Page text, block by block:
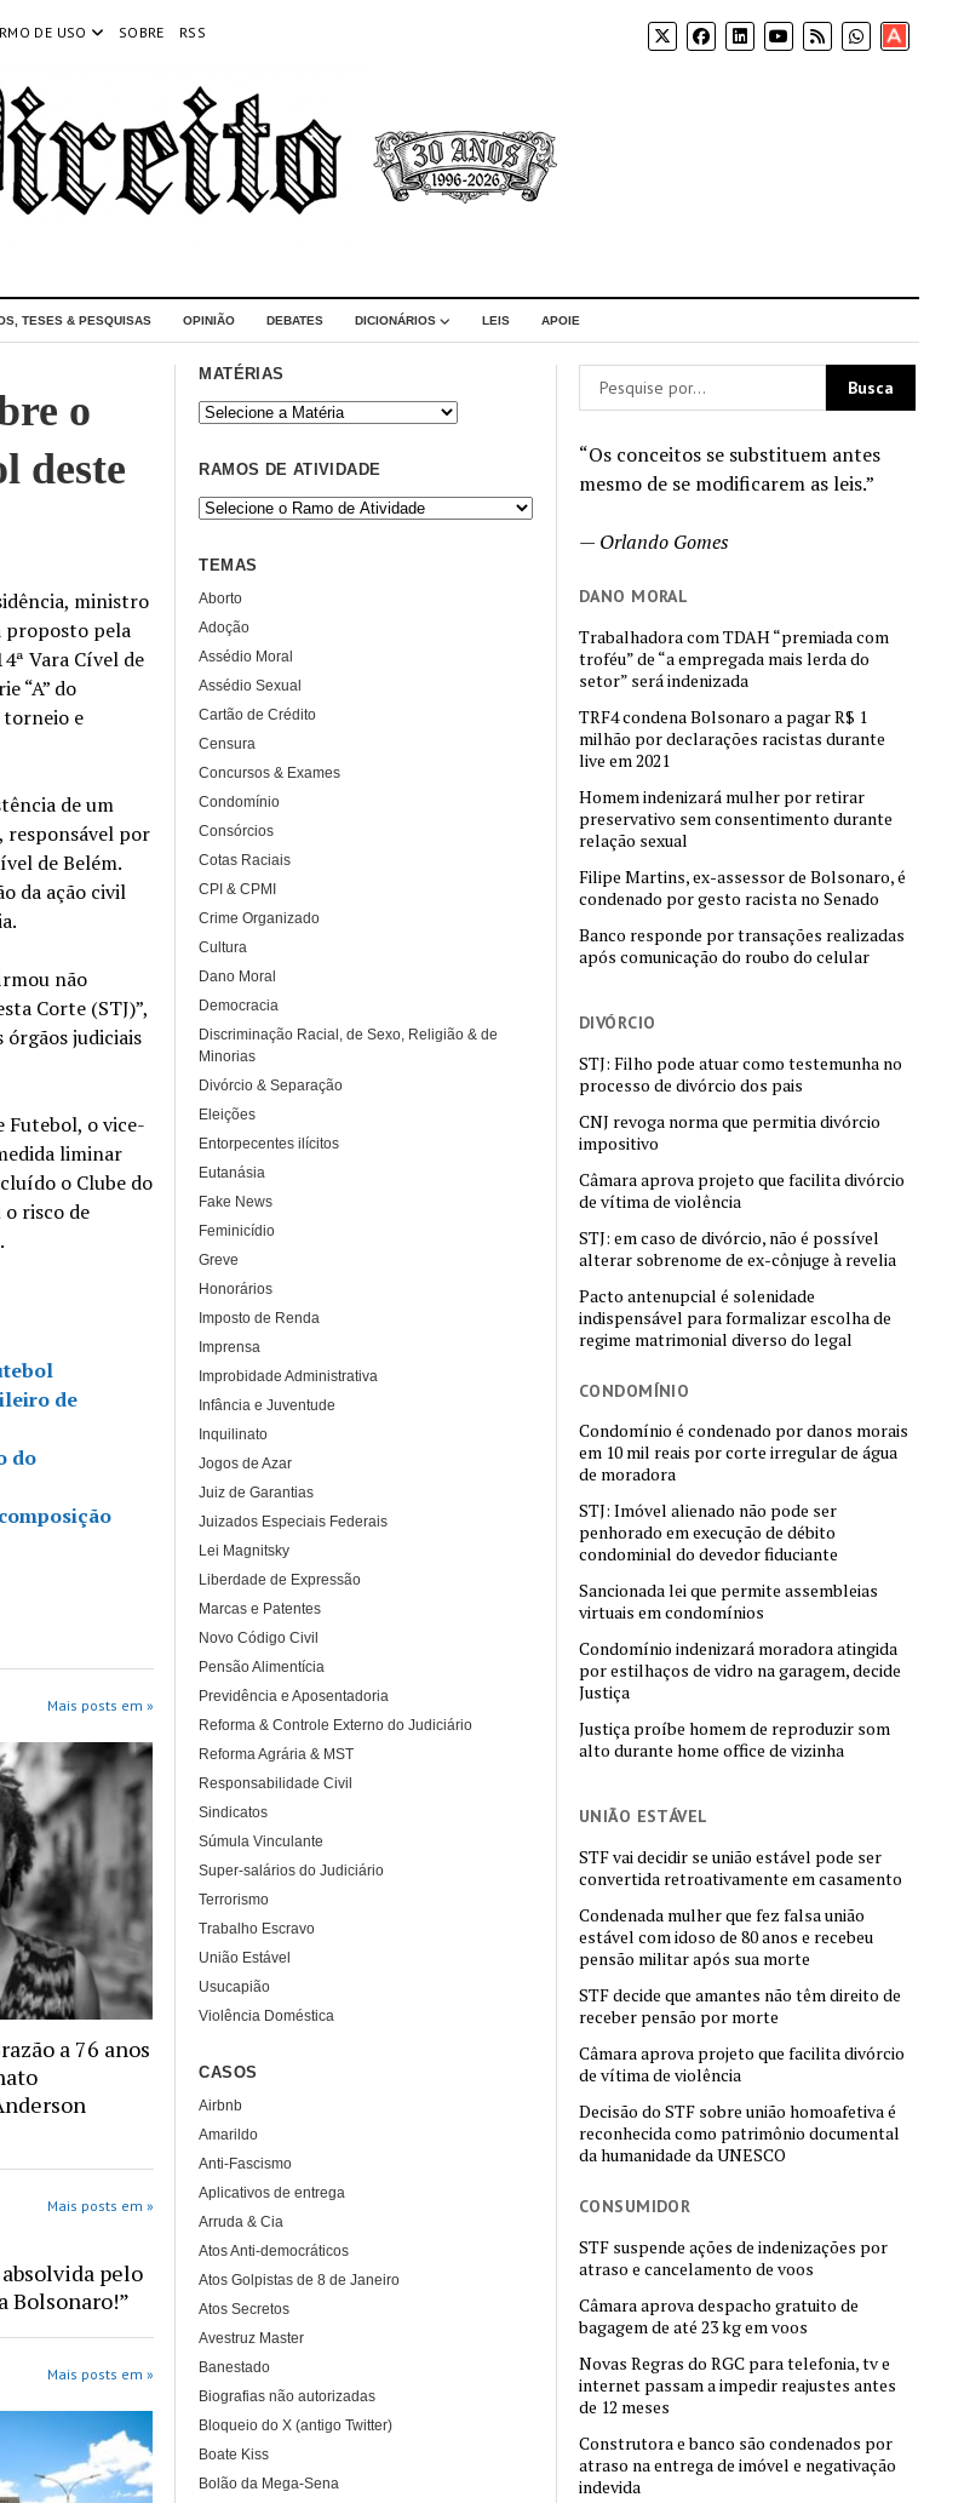
DE USO SOBRE RSS
Apoia-
se
TESES & PESQUISAS OPINIÃO DEBATES DICIONÁRIOS LEIS APOIE
“Os conceitos se substituem antes
mesmo de se modificarem as leis.”
— Orlando Gomes
DANO MORAL
Trabalhadora com TDAH “premiada com
troféu” de “a empregada mais lerda do
setor” será indenizada
TRF4 condena Bolsonaro a pagar R$ 1
milhão por declarações racistas durante
live em 2021
Homem indenizará mulher por retirar
preservativo sem consentimento durante
relação sexual
Filipe Martins, ex-assessor de Bolsonaro, é
condenado por gesto racista no Senado
Banco responde por transações realizadas
após comunicação do roubo do celular
DIVÓRCIO
STJ: Filho pode atuar como testemunha no
processo de divórcio dos pais
CNJ revoga norma que permitia divórcio
impositivo
Câmara aprova projeto que facilita divórcio
de vítima de violência
STJ: em caso de divórcio, não é possível
alterar sobrenome de ex-cônjuge à revelia
Pacto antenupcial é solenidade
indispensável para formalizar escolha de
regime matrimonial diverso do legal
CONDOMÍNIO
Condomínio é condenado por danos morais
em 10 mil reais por corte irregular de água
de moradora
STJ: Imóvel alienado não pode ser
penhorado em execução de débito
condominial do devedor fiduciante
Sancionada lei que permite assembleias
virtuais em condomínios
Condomínio indenizará moradora atingida
por estilhaços de vidro na garagem, decide
Justiça
Justiça proíbe homem de reproduzir som
alto durante home office de vizinha
UNIÃO ESTÁVEL
STF vai decidir se união estável pode ser
convertida retroativamente em casamento
Condenada mulher que fez falsa união
estável com idoso de 80 anos e recebeu
pensão militar após sua morte
STF decide que amantes não têm direito de
receber pensão por morte
Câmara aprova projeto que facilita divórcio
de vítima de violência
Decisão do STF sobre união homoafetiva é
reconhecida como patrimônio documental
da humanidade da UNESCO
CONSUMIDOR
STF suspende ações de indenizações por
atraso e cancelamento de voos
Câmara aprova despacho gratuito de
bagagem de até 23 kg em voos
Novas Regras do RGC para telefonia, tv e
internet passam a impedir reajustes antes
de 12 meses
Construtora e banco são condenados por
atraso na entrega de imóvel e negativação
indevida
o
deste
ministro
proposto pela
Vara Cível de
“A” do
torneio e
de um
responsável por
de Belém.
da ação civil
não
Corte (STJ)”,
órgãos judiciais
Futebol, o vice-
liminar
o Clube do
risco de
de
do
Mais posts em »
a 76 anos
Mais posts em »
pelo
Bolsonaro!”
Mais posts em »
MATÉRIAS
RAMOS DE ATIVIDADE
TEMAS
Aborto
Adoção
Assédio Moral
Assédio Sexual
Cartão de Crédito
Censura
Concursos & Exames
Condomínio
Consórcios
Cotas Raciais
CPI & CPMI
Crime Organizado
Cultura
Dano Moral
Democracia
Discriminação Racial, de Sexo, Religião & de
Minorias
Divórcio & Separação
Eleições
Entorpecentes ilícitos
Eutanásia
Fake News
Feminicídio
Greve
Honorários
Imposto de Renda
Imprensa
Improbidade Administrativa
Infância e Juventude
Inquilinato
Jogos de Azar
Juiz de Garantias
Juizados Especiais Federais
Lei Magnitsky
Liberdade de Expressão
Marcas e Patentes
Novo Código Civil
Pensão Alimentícia
Previdência e Aposentadoria
Reforma & Controle Externo do Judiciário
Reforma Agrária & MST
Responsabilidade Civil
Sindicatos
Súmula Vinculante
Super-salários do Judiciário
Terrorismo
Trabalho Escravo
União Estável
Usucapião
Violência Doméstica
CASOS
Airbnb
Amarildo
Anti-Fascismo
Aplicativos de entrega
Arruda & Cia
Atos Anti-democráticos
Atos Golpistas de 8 de Janeiro
Atos Secretos
Avestruz Master
Banestado
Biografias não autorizadas
Bloqueio do X (antigo Twitter)
Boate Kiss
Bolão da Mega-Sena